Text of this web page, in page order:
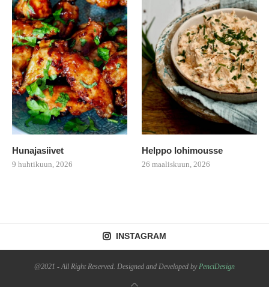
Hunajasiivet
9 huhtikuun, 2026
Helppo lohimousse
26 maaliskuun, 2026
INSTAGRAM
@2021 - All Right Reserved. Designed and Developed byPenciDesign